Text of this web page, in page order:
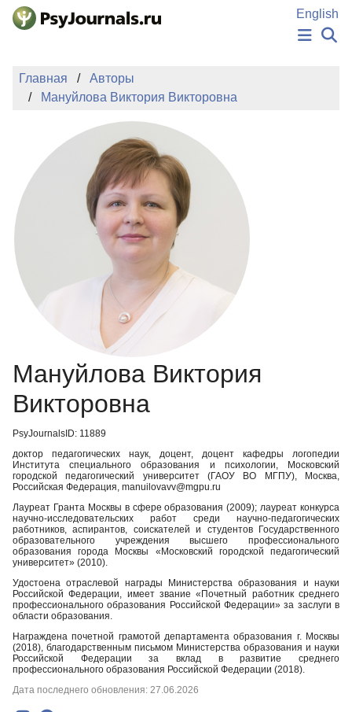
Перейти к основному содержанию
English
ИЗДАНИЯ
АВТОРЫ
ПОДАТЬ РУКОПИСЬ
БАЗА ЗНАНИЙ
КЛЮЧЕВЫЕ СЛОВА
Регистрация
Главная
Авторы
Мануйлова Виктория Викторовна
Мануйлова Виктория
Викторовна
PsyJournalsID: 11889
доктор педагогических наук, доцент, доцент кафедры логопедии
Института специального образования и психологии, Московский
городской педагогический университет (ГАОУ ВО МГПУ), Москва,
Российская Федерация, manuilovavv@mgpu.ru
Лауреат Гранта Москвы в сфере образования (2009); лауреат конкурса
научно-исследовательских работ среди научно-педагогических
работников, аспирантов, соискателей и студентов Государственного
образовательного учреждения высшего профессионального
образования города Москвы «Московский городской педагогический
университет» (2010).
Удостоена отраслевой награды Министерства образования и науки
Российской Федерации, имеет звание «Почетный работник среднего
профессионального образования Российской Федерации» за заслуги в
области образования.
Награждена почетной грамотой департамента образования г. Москвы
(2018), благодарственным письмом Министерства образования и науки
Российской Федерации за вклад в развитие среднего
профессионального образования Российской Федерации (2018).
Дата последнего обновления: 27.06.2026